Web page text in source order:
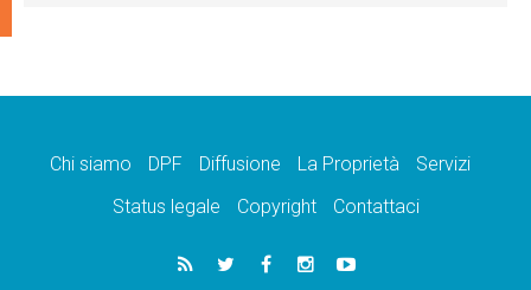
Chi siamo DPF Diffusione La Proprietà
Servizi
Status legale
Copyright Contattaci